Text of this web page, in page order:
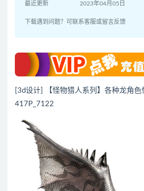
最近更新 2023年04月05日
下载遇到问题？可联系客服或留言反馈
[3d设计] 【怪物猎人系列】各种龙角
417P_7122